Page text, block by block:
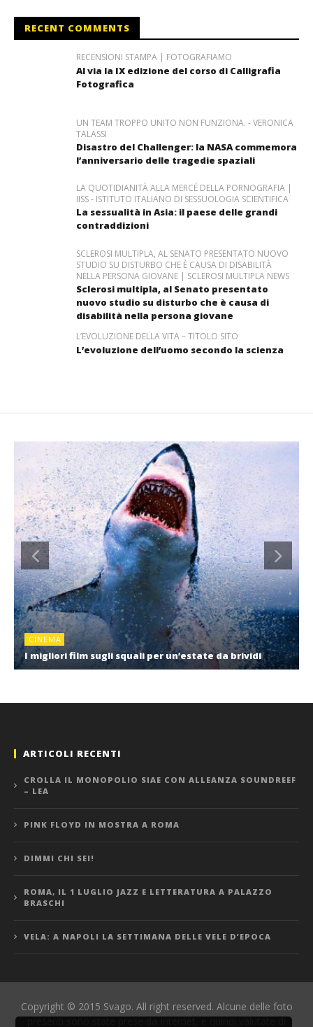
RECENT COMMENTS
RECENSIONI STAMPA | FOTOGRAFIAMO
Al via la IX edizione del corso di Calligrafia
Fotografica
UN TEAM TROPPO UNITO NON FUNZIONA. - VERONICA
TALASSI
Disastro del Challenger: la NASA commemora
l’anniversario delle tragedie spaziali
LA QUOTIDIANITÀ ALLA MERCÉ DELLA PORNOGRAFIA |
IISS - ISTITUTO ITALIANO DI SESSUOLOGIA SCIENTIFICA
La sessualità in Asia: il paese delle grandi
contraddizioni
SCLEROSI MULTIPLA, AL SENATO PRESENTATO NUOVO
STUDIO SU DISTURBO CHE È CAUSA DI DISABILITÀ
NELLA PERSONA GIOVANE | SCLEROSI MULTIPLA NEWS
Sclerosi multipla, al Senato presentato
nuovo studio su disturbo che è causa di
disabilità nella persona giovane
L’EVOLUZIONE DELLA VITA – TITOLO SITO
L’evoluzione dell’uomo secondo la scienza
CINEMA
I migliori film sugli squali per un’estate da brividi
ARTICOLI RECENTI
CROLLA IL MONOPOLIO SIAE CON ALLEANZA SOUNDREEF
– LEA
PINK FLOYD IN MOSTRA A ROMA
DIMMI CHI SEI!
ROMA, IL 1 LUGLIO JAZZ E LETTERATURA A PALAZZO
BRASCHI
VELA: A NAPOLI LA SETTIMANA DELLE VELE D’EPOCA
Copyright © 2015 Svago. All right reserved. Alcune delle foto